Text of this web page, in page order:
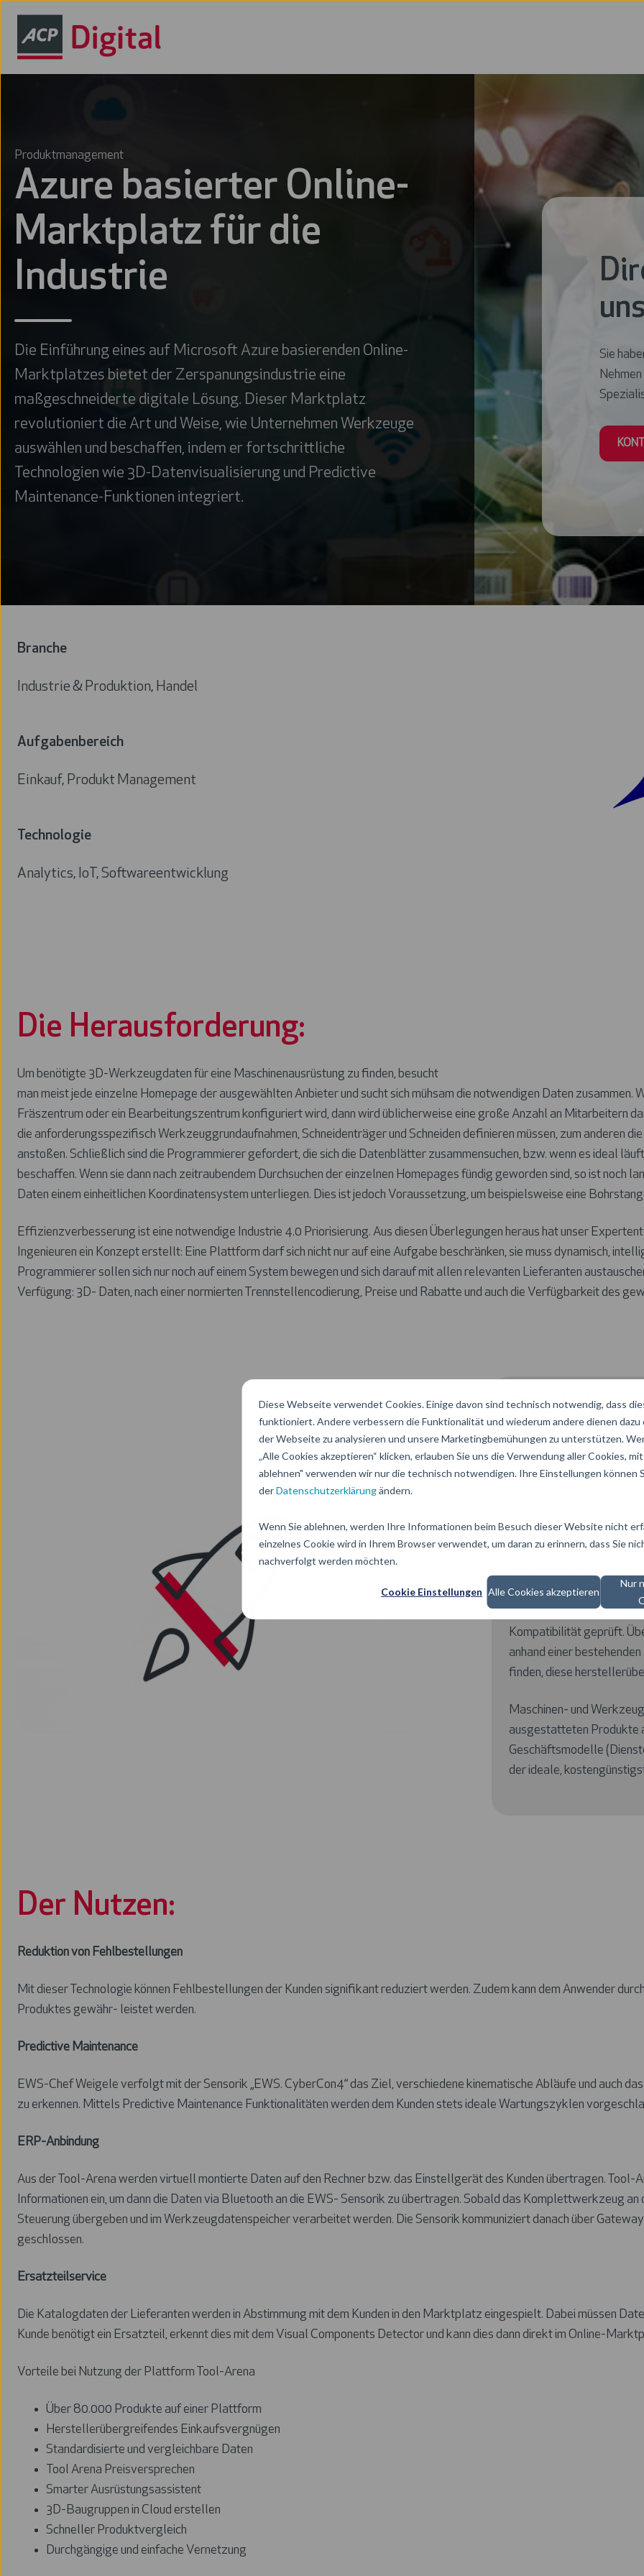
Diese Webseite verwendet Cookies. Einige davon sind technisch notwendig, dass
funktioniert. Andere verbessern die Funktionalität und wiederum andere dienen dazu
der Webseite zu analysieren und unsere Marketingbemühungen zu unterstützen.
„Alle Cookies akzeptieren“ klicken, erlauben Sie uns die Verwendung aller Cookies,
ablehnen" verwenden wir nur die technisch notwendigen. Ihre Einstellungen können
derDatenschutzerklärungändern.
Wenn Sie ablehnen, werden Ihre Informationen beim Besuch dieser Website nicht
einzelnes Cookie wird in Ihrem Browser verwendet, um daran zu erinnern, dass Sie
nachverfolgt werden möchten.
Cookie Einstellungen Alle Cookies akzeptieren
Nur
Produktmanagement
Azure basierter Online-
Marktplatz für die
Industrie
Die Einführung eines auf Microsoft Azure basierenden Online-
Marktplatzes bietet der Zerspanungsindustrie eine
maßgeschneiderte digitale Lösung. Dieser Marktplatz
revolutioniert die Art und Weise, wie Unternehmen Werkzeuge
auswählen und beschaffen, indem er fortschrittliche
Technologien wie 3D-Datenvisualisierung und Predictive
Maintenance-Funktionen integriert.
Sie
Branche
Industrie & Produktion, Handel
Aufgabenbereich
Einkauf, Produkt Management
Technologie
Analytics, IoT, Softwareentwicklung
Die Herausforderung:
Um benötigte 3D-Werkzeugdaten für eine Maschinenausrüstung zu finden, besucht
man meist jede einzelne Homepage der ausgewählten Anbieter und sucht sich mühsam die notwendigen Daten zusammen.
Fräszentrum oder ein Bearbeitungszentrum konfiguriert wird, dann wird üblicherweise eine große Anzahl an Mitarbeitern
die anforderungsspezifisch Werkzeuggrundaufnahmen, Schneidenträger und Schneiden definieren müssen, zum anderen
anstoßen. Schließlich sind die Programmierer gefordert, die sich die Datenblätter zusammensuchen, bzw. wenn es ideal
beschaffen. Wenn sie dann nach zeitraubendem Durchsuchen der einzelnen Homepages fündig geworden sind, so ist noch
Daten einem einheitlichen Koordinatensystem unterliegen. Dies ist jedoch Voraussetzung, um beispielsweise eine
Effizienzverbesserung ist eine notwendige Industrie 4.0 Priorisierung. Aus diesen Überlegungen heraus hat unser
Ingenieuren ein Konzept erstellt: Eine Plattform darf sich nicht nur auf eine Aufgabe beschränken, sie muss dynamisch,
Programmierer sollen sich nur noch auf einem System bewegen und sich darauf mit allen relevanten Lieferanten
Verfügung: 3D- Daten, nach einer normierten Trennstellencodierung, Preise und Rabatte und auch die Verfügbarkeit des
Die
Entwicklung und
Kunde
Daenet hat für seinen
Zerspanungsindustrie
Das Geschäftsmodell
Werkzeughersteller, die
stellt. Diese werden
Kompatibilität geprüft.
anhand einer
finden, diese
Maschinen- und
ausgestatteten Produkte
Geschäftsmodelle
der ideale,
Der Nutzen:
Reduktion von Fehlbestellungen
Mit dieser Technologie können Fehlbestellungen der Kunden signifikant reduziert werden. Zudem kann dem Anwender
Produktes gewähr- leistet werden.
Predictive Maintenance
EWS-Chef Weigele verfolgt mit der Sensorik „EWS. CyberCon4“ das Ziel, verschiedene kinematische Abläufe und auch
zu erkennen. Mittels Predictive Maintenance Funktionalitäten werden dem Kunden stets ideale Wartungszyklen
ERP-Anbindung
Aus der Tool-Arena werden virtuell montierte Daten auf den Rechner bzw. das Einstellgerät des Kunden übertragen. Tool-
Informationen ein, um dann die Daten via Bluetooth an die EWS- Sensorik zu übertragen. Sobald das Komplettwerkzeug
Steuerung übergeben und im Werkzeugdatenspeicher verarbeitet werden. Die Sensorik kommuniziert danach über
geschlossen.
Ersatzteilservice
Die Katalogdaten der Lieferanten werden in Abstimmung mit dem Kunden in den Marktplatz eingespielt. Dabei müssen
Kunde benötigt ein Ersatzteil, erkennt dies mit dem Visual Components Detector und kann dies dann direkt im Online-
Vorteile bei Nutzung der Plattform Tool-Arena
Über 80.000 Produkte auf einer Plattform
Herstellerübergreifendes Einkaufsvergnügen
Standardisierte und vergleichbare Daten
Tool Arena Preisversprechen
Smarter Ausrüstungsassistent
3D-Baugruppen in Cloud erstellen
Schneller Produktvergleich
Durchgängige und einfache Vernetzung